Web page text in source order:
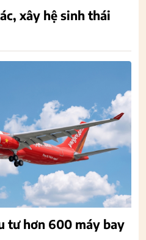
xây hệ sinh thái
tư hơn 600 máy bay